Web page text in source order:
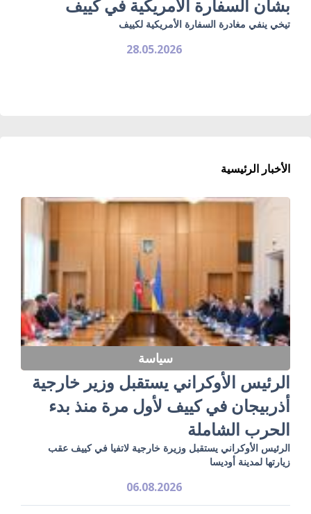
بشأن السفارة الأمريكية في كييف
تيخي ينفي مغادرة السفارة الأمريكية لكييف
28.05.2026
الأخبار الرئيسية
سياسة
الرئيس الأوكراني يستقبل وزير خارجية
أذربيجان في كييف لأول مرة منذ بدء
الحرب الشاملة
الرئيس الأوكراني يستقبل وزيرة خارجية لاتفيا في كييف عقب
زيارتها لمدينة أوديسا
06.08.2026